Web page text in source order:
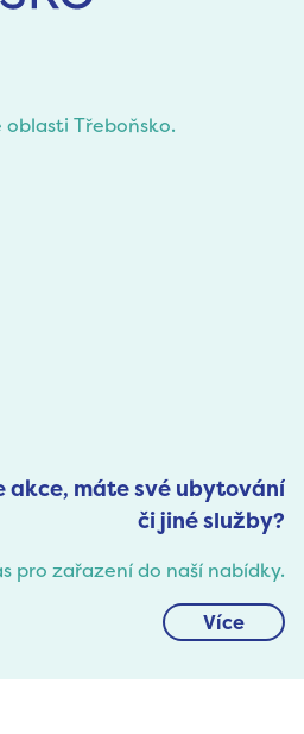
Třeboňsko.
akce, máte své ubytování
či jiné služby?
pro zařazení do naší nabídky.
Více